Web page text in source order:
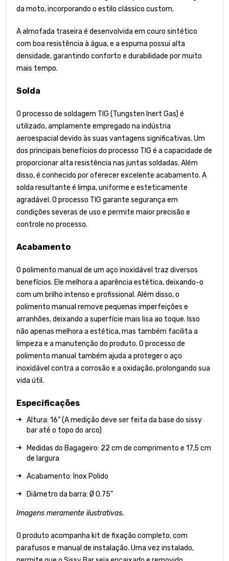
da moto, incorporando o estilo clássico custom.
A almofada traseira é desenvolvida em couro sintético
com boa resistência à água, e a espuma possui alta
densidade, garantindo conforto e durabilidade por muito
mais tempo.
Solda
O processo de soldagem TIG (Tungsten Inert Gas) é
utilizado, amplamente empregado na indústria
aeroespacial devido às suas vantagens significativas. Um
dos principais benefícios do processo TIG é a capacidade de
proporcionar alta resistência nas juntas soldadas. Além
disso, é conhecido por oferecer excelente acabamento. A
solda resultante é limpa, uniforme e esteticamente
agradável. O processo TIG garante segurança em
condições severas de uso e permite maior precisão e
controle no processo.
Acabamento
O polimento manual de um aço inoxidável traz diversos
benefícios. Ele melhora a aparência estética, deixando-o
com um brilho intenso e profissional. Além disso, o
polimento manual remove pequenas imperfeições e
arranhões, deixando a superfície mais lisa ao toque. Isso
não apenas melhora a estética, mas também facilita a
limpeza e a manutenção do produto. O processo de
polimento manual também ajuda a proteger o aço
inoxidável contra a corrosão e a oxidação, prolongando sua
vida útil.
Especificações
Altura: 16” (A medição deve ser feita da base do sissy
bar até o topo do arco)
Medidas do Bagageiro: 22 cm de comprimento e 17,5 cm
de largura
Acabamento: Inox Polido
Diâmetro da barra: Ø 0.75"
Imagens meramente ilustrativas.
O produto acompanha kit de fixação completo, com
parafusos e manual de instalação. Uma vez instalado,